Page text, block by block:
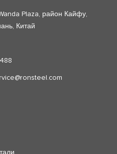
Plaza, район Кайфу,
Китай